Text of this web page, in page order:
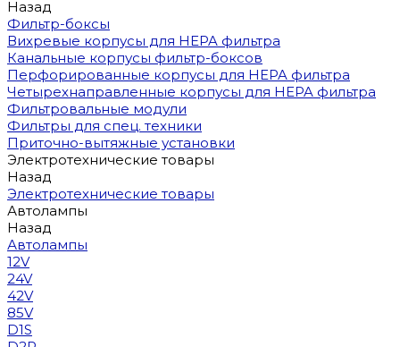
Назад
Фильтр-боксы
Вихревые корпусы для HEPA фильтра
Канальные корпусы фильтр-боксов
Перфорированные корпусы для HEPA фильтра
Четырехнаправленные корпусы для HEPA фильтра
Фильтровальные модули
Фильтры для спец. техники
Приточно-вытяжные установки
Электротехнические товары
Назад
Электротехнические товары
Автолампы
Назад
Автолампы
12V
24V
42V
85V
D1S